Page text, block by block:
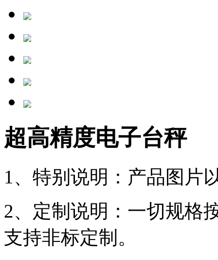
超高精度电子台秤
1、特别说明：产品图片
2、定制说明：一切规格
支持非标定制。